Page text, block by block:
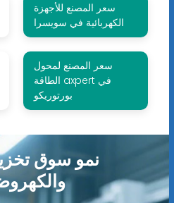
سعر المصنع للأجهزة
الكهربائية في سويسرا
سعر المصنع لمحول
الطاقة axpert في
بورتوريكو
نمو سوق